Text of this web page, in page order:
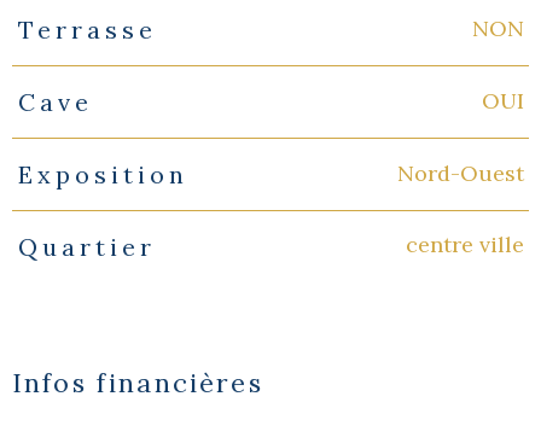
Terrasse NON
Cave OUI
Exposition Nord-Ouest
Quartier centre ville
Infos financières